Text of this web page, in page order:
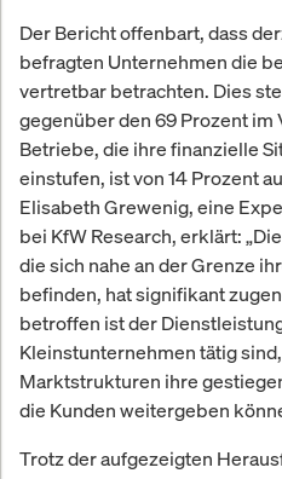
Der Bericht offenbart, dass
befragten Unternehmen die
vertretbar betrachten. Dies
gegenüber den 69 Prozent im
Betriebe, die ihre finanzielle
einstufen, ist von 14 Prozent
Elisabeth Grewenig, eine
bei KfW Research, erklärt:
die sich nahe an der Grenze
befinden, hat signifikant
betroffen ist der
Kleinstunternehmen tätig
Marktstrukturen ihre
die Kunden weitergeben
Trotz der aufgezeigten